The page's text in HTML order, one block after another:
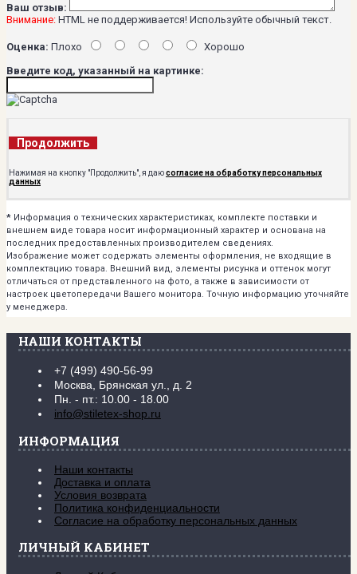
Ваш отзыв:
Внимание: HTML не поддерживается! Используйте обычный текст.
Оценка: Плохо
Хорошо
Введите код, указанный на картинке:
Продолжить
Нажимая на кнопку "Продолжить", я даюсогласие на обработку персональных
данных
* Информация о технических характеристиках, комплекте поставки и
внешнем виде товара носит информационный характер и основана на
последних предоставленных производителем сведениях.
Изображение может содержать элементы оформления, не входящие в
комплектацию товара. Внешний вид, элементы рисунка и оттенок могут
отличаться от представленного на фото, а также в зависимости от
настроек цветопередачи Вашего монитора. Точную информацию уточняйте
у менеджера.
НАШИ КОНТАКТЫ
+7 (499) 490-56-99
Москва, Брянская ул., д. 2
Пн. - пт.: 10.00 - 18.00
info@stiletex-shop.ru
ИНФОРМАЦИЯ
Наши контакты
Доставка и оплата
Условия возврата
Политика конфиденциальности
Согласие на обработку персональных данных
ЛИЧНЫЙ КАБИНЕТ